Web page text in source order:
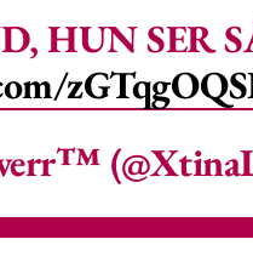
HUN SER